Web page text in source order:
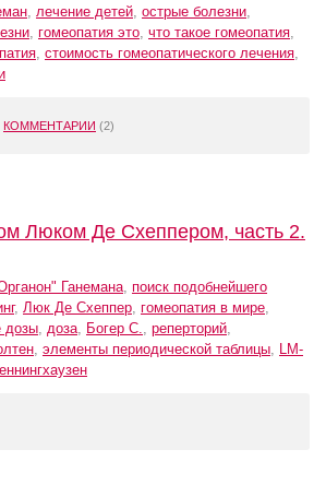
, лечение детей, острые болезни,
, гомеопатия это, что такое гомеопатия,
, стоимость гомеопатического лечения,
КОММЕНТАРИИ (2)
Люком Де Схеппером, часть 2.
Ганемана, поиск подобнейшего
, Люк Де Схеппер, гомеопатия в мире,
дозы, доза, Богер С., реперторий,
, элементы периодической таблицы, LM-